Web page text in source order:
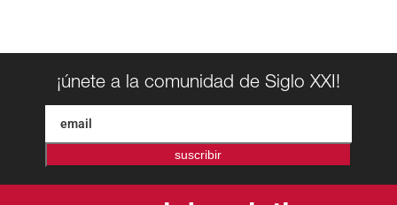
¡únete a la comunidad de Siglo XXI!
suscribir